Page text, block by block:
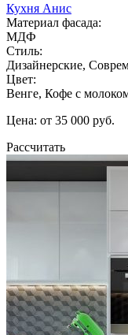
Кухня Анис
Материал фасада:
МДФ
Стиль:
Дизайнерские,
Цвет:
Венге, Кофе с
Цена: от 35 000 руб.
Рассчитать